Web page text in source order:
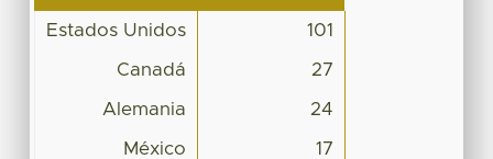
Estados Unidos 101
Canadá 27
Alemania 24
México 17